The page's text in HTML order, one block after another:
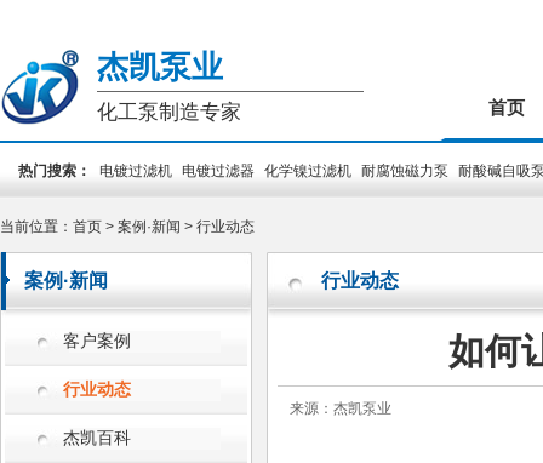
杰凯泵业
化工泵制造专家 首页
热门搜索： 电镀过滤机 电镀过滤器 化学镍过滤机 耐腐蚀磁力泵
耐酸碱自吸
当前位置： 首页 > 案例·新闻 > 行业动态
案例·新闻
客户案例
行业动态
杰凯百科
行业动态
如何
来源：杰凯泵业